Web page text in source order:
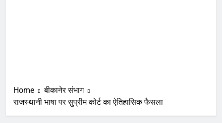
Home
बीकानेर संभाग
राजस्थानी भाषा पर सुप्रीम कोर्ट का ऐतिहासिक फैसला